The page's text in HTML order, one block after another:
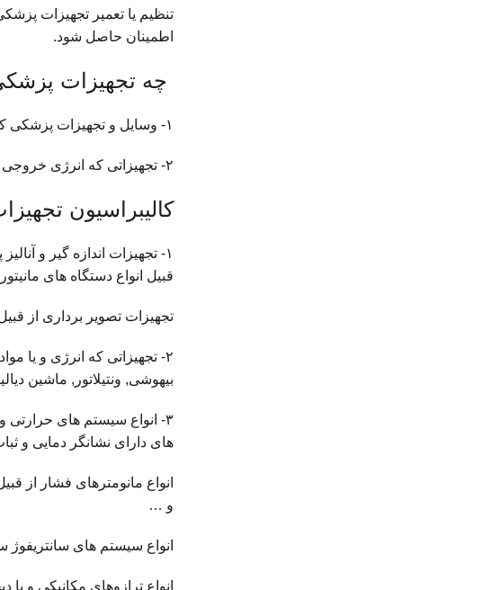
تنظیم یا تعمیر تجهیزات
اطمینان حاصل شود.
چه تجهیزات پزشکی
۱- وسایل و تجهیزات پزشکی که مشخصه فیزیولوژیک بیمار یا نمونه های گرفته شده از بیمار را برای تشخیص شرایط بیماری اندازه گیری می کنند.
۲- تجهیزاتی که انرژی خروجی مشخصی را برای درمان یا حفظ حیات بیمار اعمال می کنند.
کالیبراسیون
قبیل انواع دستگاه های
تجهیزات تصویر برداری از
۲- تجهیزاتی که انرژی و یا
بیهوشی, ونتیلاتور, ماشین
۳- انواع سیستم های حرارتی
های دارای نشانگر دمایی و
انواع مانومترهای فشار از
و …
انواع سیستم های
انواع ترازوهای مکانیکی و